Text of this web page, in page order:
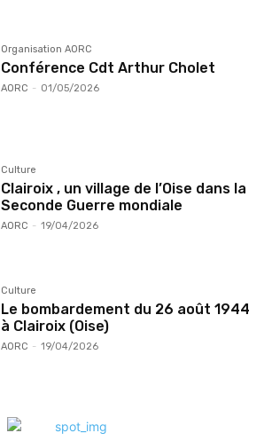
Organisation AORC
Conférence Cdt Arthur Cholet
AORC - 01/05/2026
Culture
Clairoix , un village de l’Oise dans la
Seconde Guerre mondiale
AORC - 19/04/2026
Culture
Le bombardement du 26 août 1944
à Clairoix (Oise)
AORC - 19/04/2026